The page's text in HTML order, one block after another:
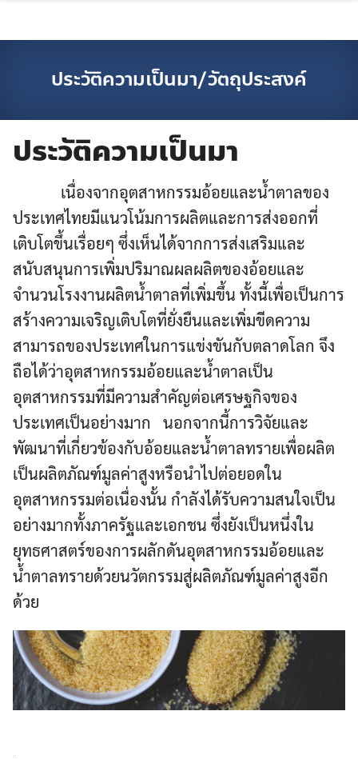
ประวัติความเป็นมา/วัตถุประสงค์
ประวัติความเป็นมา
เนื่องจากอุตสาหกรรมอ้อยและน้ำตาลของ
ประเทศไทยมีแนวโน้มการผลิตและการส่งออกที่
เติบโตขึ้นเรื่อยๆ ซึ่งเห็นได้จากการส่งเสริมและ
สนับสนุนการเพิ่มปริมาณผลผลิตของอ้อยและ
จำนวนโรงงานผลิตน้ำตาลที่เพิ่มขึ้น ทั้งนี้เพื่อเป็นการ
สร้างความเจริญเติบโตที่ยั่งยืนและเพิ่มขีดความ
สามารถของประเทศในการแข่งขันกับตลาดโลก จึง
ถือได้ว่าอุตสาหกรรมอ้อยและน้ำตาลเป็น
อุตสาหกรรมที่มีความสำคัญต่อเศรษฐกิจของ
ประเทศเป็นอย่างมาก นอกจากนี้การวิจัยและ
พัฒนาที่เกี่ยวข้องกับอ้อยและน้ำตาลทรายเพื่อผลิต
เป็นผลิตภัณฑ์มูลค่าสูงหรือนำไปต่อยอดใน
อุตสาหกรรมต่อเนื่องนั้น กำลังได้รับความสนใจเป็น
อย่างมากทั้งภาครัฐและเอกชน ซึ่งยังเป็นหนึ่งใน
ยุทธศาสตร์ของการผลักดันอุตสาหกรรมอ้อยและ
น้ำตาลทรายด้วยนวัตกรรมสู่ผลิตภัณฑ์มูลค่าสูงอีก
ด้วย